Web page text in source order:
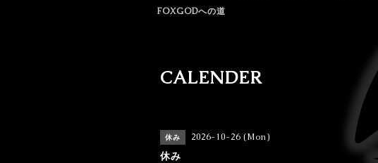
FOXGODへの道
CALENDER
休み 2026-10-26 (Mon)
休み